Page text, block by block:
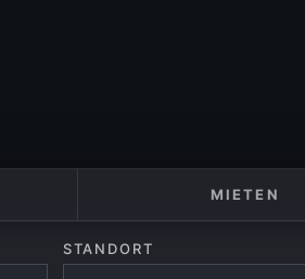
MIETEN
STANDORT